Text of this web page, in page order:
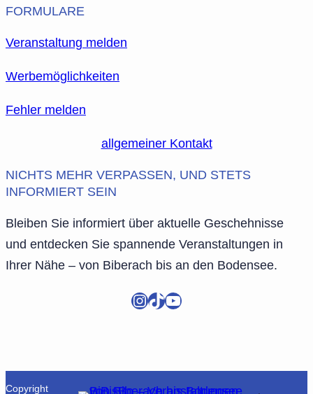
FORMULARE
Veranstaltung melden
Werbemöglichkeiten
Fehler melden
allgemeiner Kontakt
NICHTS MEHR VERPASSEN, UND STETS
INFORMIERT SEIN
Bleiben Sie informiert über aktuelle Geschehnisse
und entdecken Sie spannende Veranstaltungen in
Ihrer Nähe – von Biberach bis an den Bodensee.
InstagramTikTok YouTube
Copyright